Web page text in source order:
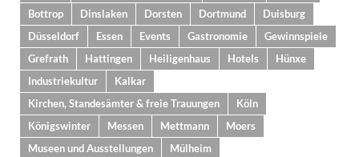
Bottrop
Dinslaken Dorsten Dortmund
Duisburg
Düsseldorf
Essen Events Gastronomie
Gewinnspiele
Grefrath
Hattingen Heiligenhaus Hotels
Hünxe
Industriekultur
Kalkar
Kirchen, Standesämter & freie Trauungen
Köln
Königswinter
Messen Mettmann
Moers
Museen und Ausstellungen
Mülheim